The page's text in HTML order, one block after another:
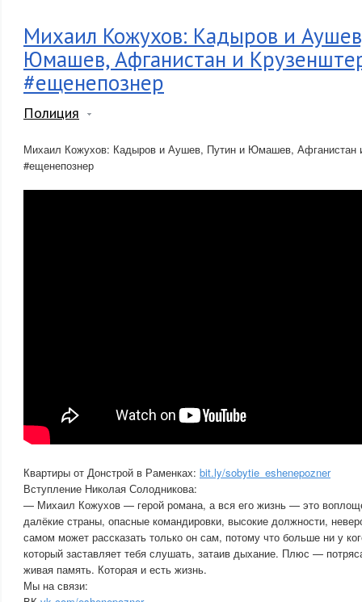
Михаил Кожухов: Кадыров и
Юмашев, Афганистан и
#ещенепознер
Полиция
Михаил Кожухов: Кадыров и Аушев, Путин и Юмашев, Афганистан
#ещенепознер
Квартиры от Донстрой в Раменках: bit.ly/sobytie_eshenepozner
Вступление Николая Солодникова:
— Михаил Кожухов — герой романа, а вся его жизнь — это
далёкие страны, опасные командировки, высокие должности,
самом может рассказать только он сам, потому что больше ни у
который заставляет тебя слушать, затаив дыхание. Плюс —
живая память. Которая и есть жизнь.
Мы на связи: